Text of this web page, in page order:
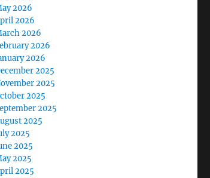
2026
2026
2026
2026
2026
2025
2025
2025
2025
2025
2025
2025
2025
2025